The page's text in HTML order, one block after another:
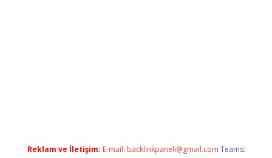
Reklam ve İletişim: E-mail: backlinkpaneli@gmail.com Teams: